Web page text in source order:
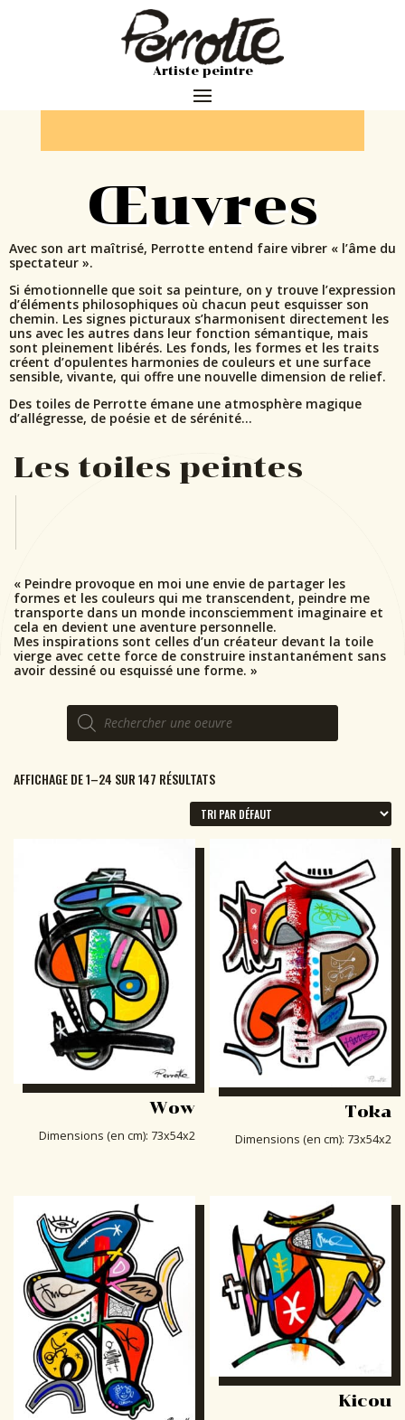
Artiste peintre
Œuvres
Avec son art maîtrisé, Perrotte entend faire vibrer « l’âme du
spectateur ».
Si émotionnelle que soit sa peinture, on y trouve l’expression
d’éléments philosophiques où chacun peut esquisser son
chemin. Les signes picturaux s’harmonisent directement les
uns avec les autres dans leur fonction sémantique, mais
sont pleinement libérés. Les fonds, les formes et les traits
créent d’opulentes harmonies de couleurs et une surface
sensible, vivante, qui offre une nouvelle dimension de relief.
Des toiles de Perrotte émane une atmosphère magique
d’allégresse, de poésie et de sérénité…
Les toiles peintes
« Peindre provoque en moi une envie de partager les
formes et les couleurs qui me transcendent, peindre me
transporte dans un monde inconsciemment imaginaire et
cela en devient une aventure personnelle.
Mes inspirations sont celles d’un créateur devant la toile
vierge avec cette force de construire instantanément sans
avoir dessiné ou esquissé une forme. »
Recherche
de
produits
AFFICHAGE DE 1–24 SUR 147 RÉSULTATS
Wow
Dimensions (en cm): 73x54x2
Toka
Dimensions (en cm): 73x54x2
Kicou